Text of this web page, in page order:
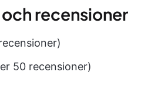
recensioner
50 recensioner)